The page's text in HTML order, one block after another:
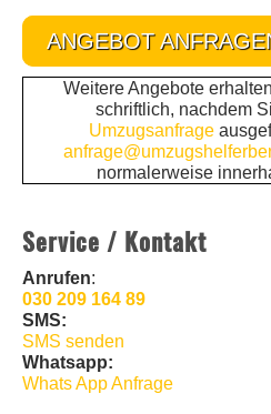
ANGEBOT
Weitere Angebote
schriftlich, nachdem
Umzugsanfrage
normalerweise
Service / Kontakt
Anrufen:
030 209 164 89
SMS:
SMS senden
Whatsapp:
Whats App Anfrage